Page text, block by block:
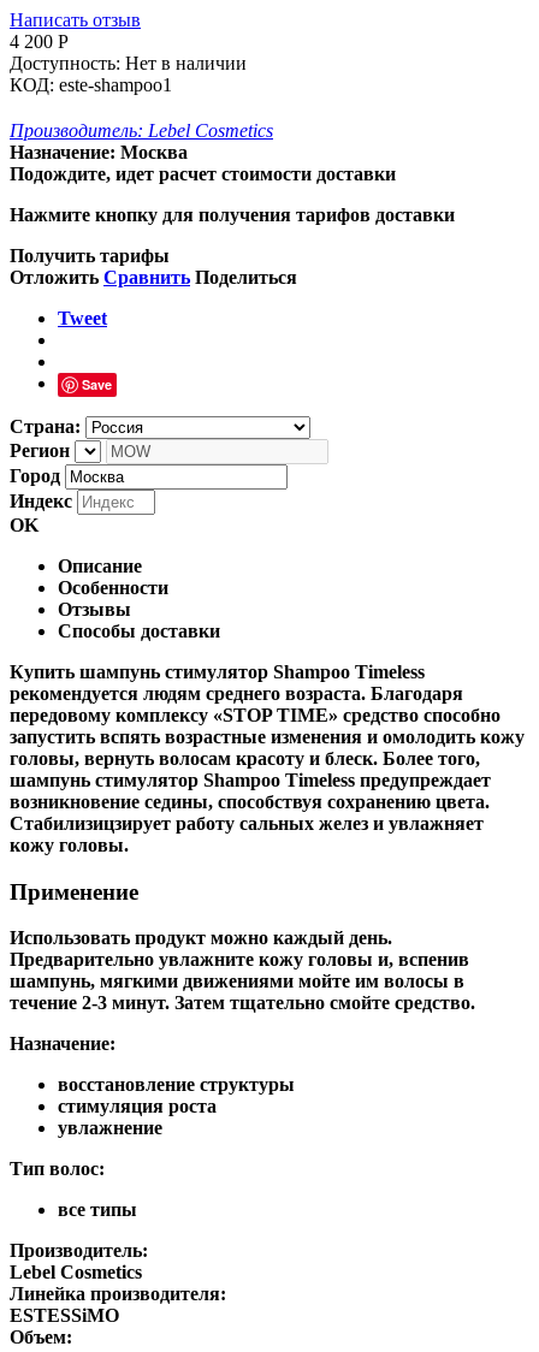
Написать отзыв
4 200 Р
Доступность: Нет в наличии
КОД: este-shampoo1
Производитель: Lebel Cosmetics
Назначение: Москва
Подождите, идет расчет стоимости доставки
Нажмите кнопку для получения тарифов доставки
Получить тарифы
Отложить Сравнить Поделиться
Tweet
Save
Страна:
Регион
Город
Индекс
OK
Описание
Особенности
Отзывы
Способы доставки
Купить шампунь стимулятор Shampoo Timeless
рекомендуется людям среднего возраста. Благодаря
передовому комплексу «STOP TIME» средство способно
запустить вспять возрастные изменения и омолодить кожу
головы, вернуть волосам красоту и блеск. Более того,
шампунь стимулятор Shampoo Timeless предупреждает
возникновение седины, способствуя сохранению цвета.
Стабилизицзирует работу сальных желез и увлажняет
кожу головы.
Применение
Использовать продукт можно каждый день.
Предварительно увлажните кожу головы и, вспенив
шампунь, мягкими движениями мойте им волосы в
течение 2-3 минут. Затем тщательно смойте средство.
Назначение:
восстановление структуры
стимуляция роста
увлажнение
Тип волос:
все типы
Производитель:
Lebel Cosmetics
Линейка производителя:
ESTESSiMO
Объем: